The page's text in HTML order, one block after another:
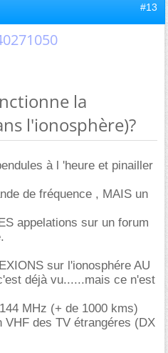
#13
la
l'ionosphère)?
à l 'heure et pinailler
de fréquence , MAIS un
appelations sur un forum
sur l'ionosphére AU
déjà vu......mais ce n'est
MHz (+ de 1000 kms)
VHF des TV étrangéres (DX